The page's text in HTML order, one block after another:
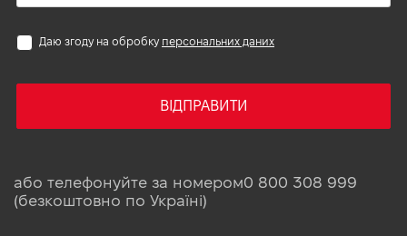
Даю згоду на обробку персональних даних
ВІДПРАВИТИ
або телефонуйте за номером0 800 308 999
(безкоштовно по Україні)